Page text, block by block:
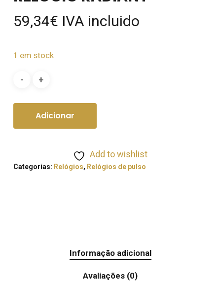
59,34€ IVA incluido
1 em stock
Adicionar
Add to wishlist
Categorias: Relógios, Relógios de pulso
Informação adicional
Avaliações (0)